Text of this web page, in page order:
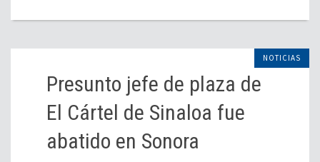
NOTICIAS
Presunto jefe de plaza de
El Cártel de Sinaloa fue
abatido en Sonora